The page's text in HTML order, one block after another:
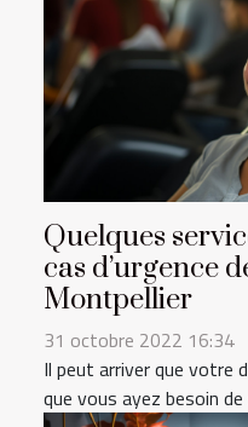
Quelques
cas d’urgence
Montpellier
31 octobre 2022 16:34
Il peut arriver que votre
que vous ayez besoin de